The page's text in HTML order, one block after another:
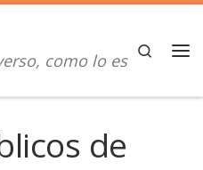
como lo es
Search
de